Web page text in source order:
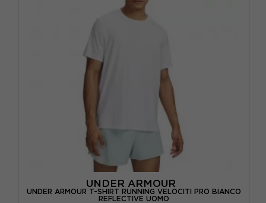
UNDER ARMOUR
UNDER ARMOUR T-SHIRT RUNNING VELOCITI PRO BIANCO
REFLECTIVE UOMO